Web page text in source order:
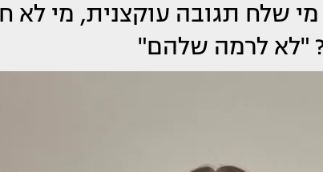
מי שלח תגובה עוקצנית, מי לא
"לא לרמה שלהם"